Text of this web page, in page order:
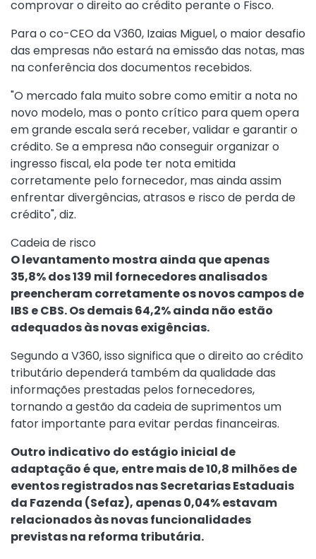
comprovar o direito ao crédito perante o Fisco.
Para o co-CEO da V360, Izaias Miguel, o maior desafio
das empresas não estará na emissão das notas, mas
na conferência dos documentos recebidos.
"O mercado fala muito sobre como emitir a nota no
novo modelo, mas o ponto crítico para quem opera
em grande escala será receber, validar e garantir o
crédito. Se a empresa não conseguir organizar o
ingresso fiscal, ela pode ter nota emitida
corretamente pelo fornecedor, mas ainda assim
enfrentar divergências, atrasos e risco de perda de
crédito", diz.
Cadeia de risco
O levantamento mostra ainda que apenas
35,8% dos 139 mil fornecedores analisados
preencheram corretamente os novos campos de
IBS e CBS. Os demais 64,2% ainda não estão
adequados às novas exigências.
Segundo a V360, isso significa que o direito ao crédito
tributário dependerá também da qualidade das
informações prestadas pelos fornecedores,
tornando a gestão da cadeia de suprimentos um
fator importante para evitar perdas financeiras.
Outro indicativo do estágio inicial de
adaptação é que, entre mais de 10,8 milhões de
eventos registrados nas Secretarias Estaduais
da Fazenda (Sefaz), apenas 0,04% estavam
relacionados às novas funcionalidades
previstas na reforma tributária.